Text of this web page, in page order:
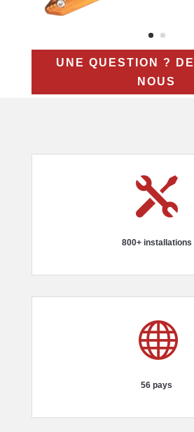
UNE QUESTION ?
NOUS

800+ installations

56 pays